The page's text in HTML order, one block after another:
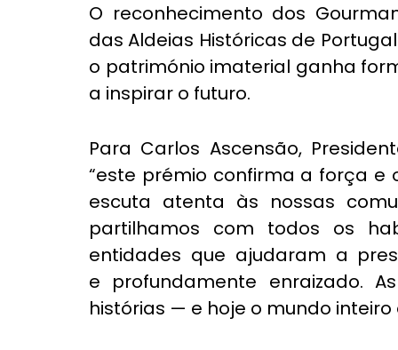
O reconhecimento dos
das Aldeias Históricas de
o património imaterial ganha
a inspirar o futuro.
Para Carlos Ascensão,
“este prémio confirma a força e
escuta atenta às nossas
partilhamos com todos os
entidades que ajudaram a
e profundamente enraizado.
histórias — e hoje o mundo inteiro